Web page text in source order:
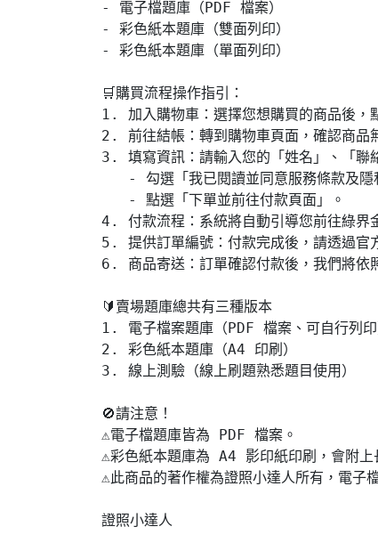
- 電子檔題庫（PDF 檔案）
- 彩色紙本題庫（雙面列印）
- 彩色紙本題庫（單面列印）
🛒購買流程操作指引：
1. 加入購物車：選擇您想購買的商品後，
2. 前往結帳：轉到購物車頁面，確認商品
3. 填寫資訊：請輸入您的「姓名」、「聯
- 勾選「我已閱讀並同意服務條款及隱
   - 點選「下單並前往付款頁面」。
4. 付款流程：系統將自動引導您前往綠界
5. 提供訂單編號：付款完成後，請透過
6. 商品寄送：訂單確認付款後，我們將依
🔰賣場題庫總共有三種版本
1. 電子檔案題庫（PDF 檔案、可自行列
2. 彩色紙本題庫（A4 印刷）
3. 線上測驗（線上刷題熟悉題目使用）
🚫請注意！
⚠️電子檔題庫皆為 PDF 檔案。
⚠️彩色紙本題庫為 A4 影印紙印刷，會附上
⚠️此商品的著作權為證照小達人所有，電子
證照小達人